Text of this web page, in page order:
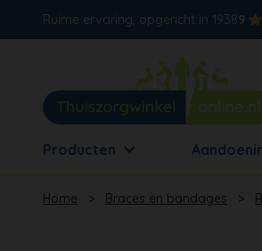
Ruime ervaring, opgericht in 19389
Producten
Home > Braces en bandages >